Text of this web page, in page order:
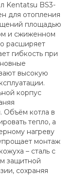
Kentatsu BS3-
для отопления
площадью
и сжиженном
расширяет
гибкость при
высокую
корпус
Объём котла в
тепло, а
нагреву
монтаж
– сталь с
защитной
сохраняя